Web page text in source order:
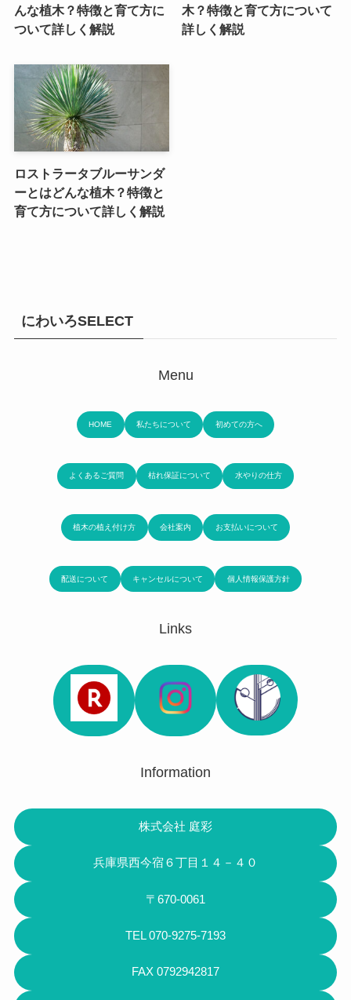
んな植木？特徴と育て方に
ついて詳しく解説
木？特徴と育て方について
詳しく解説
ロストラータブルーサンダ
ーとはどんな植木？特徴と
育て方について詳しく解説
にわいろSELECT
Menu
HOME 私たちについて 初めての方へ
よくあるご質問 枯れ保証について 水やりの仕方
植木の植え付け方 会社案内 お支払いについて
配送について キャンセルについて 個人情報保護方針
Links
Information
株式会社 庭彩
兵庫県西今宿６丁目１４－４０
〒670-0061
TEL 070-9275-7193
FAX 0792942817